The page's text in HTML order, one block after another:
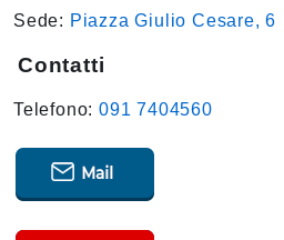
Sede: Piazza Giulio Cesare, 6
Contatti
Telefono:091 7404560